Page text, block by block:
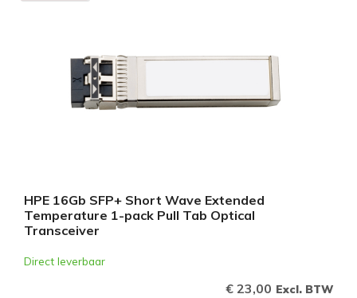
HPE 16Gb SFP+ Short Wave Extended
Temperature 1-pack Pull Tab Optical
Transceiver
Direct leverbaar
€ 23,00 Excl. BTW